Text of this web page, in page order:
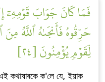
فَمَا كَانَ جَوَابَ قَوۡمِهِۦٓ
حَرِّقُوهُ فَأَنجَىٰهُ ٱللَّهُ
لِّقَوۡمٖ يُؤۡمِنُونَ [٢٤]
কথাষাৰকে ক'লে যে, ইয়াক